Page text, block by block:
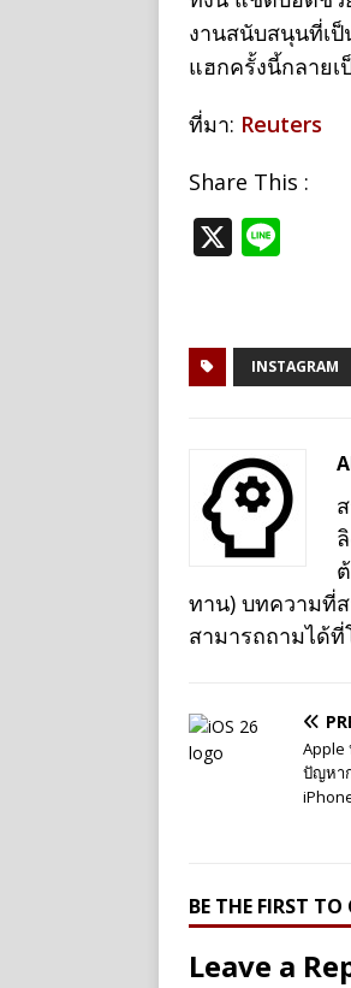
งานสนับสนุนที่เ
แฮกครั้งนี้กลายเ
ที่มา: Reuters
Share This :
X
INSTAGRAM
ทาน) บทความที่
สามารถถามได้
Apple
ปัญหา
BE THE FIRST
Leave a